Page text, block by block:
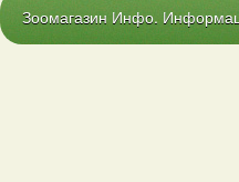
Зоомагазин Инфо.